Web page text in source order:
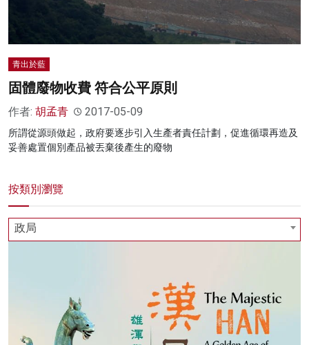
青出於藍
固體廢物收費 符合公平原則
作者: 胡孟青 2017-05-09
所謂從源頭做起，政府要逐步引入生產者責任計劃，促進循環再造及
妥善處置個別產品被丟棄後產生的廢物
按類別瀏覽
政局